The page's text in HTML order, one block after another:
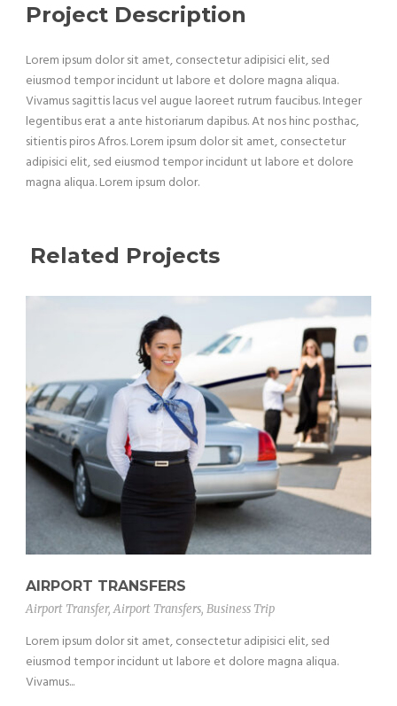
Project Description
Lorem ipsum dolor sit amet, consectetur adipisici elit, sed
eiusmod tempor incidunt ut labore et dolore magna aliqua.
Vivamus sagittis lacus vel augue laoreet rutrum faucibus. Integer
legentibus erat a ante historiarum dapibus. At nos hinc posthac,
sitientis piros Afros. Lorem ipsum dolor sit amet, consectetur
adipisici elit, sed eiusmod tempor incidunt ut labore et dolore
magna aliqua. Lorem ipsum dolor.
Related Projects
AIRPORT TRANSFERS
Airport Transfer, Airport Transfers, Business Trip
Lorem ipsum dolor sit amet, consectetur adipisici elit, sed
eiusmod tempor incidunt ut labore et dolore magna aliqua.
Vivamus...